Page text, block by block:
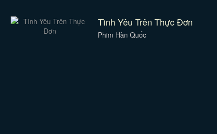
Tình Yêu Trên Thực Đơn
Phim Hàn Quốc